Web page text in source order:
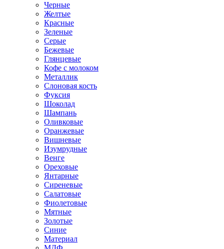
Черные
Желтые
Красные
Зеленые
Серые
Бежевые
Глянцевые
Кофе с молоком
Металлик
Слоновая кость
Фуксия
Шоколад
Шампань
Оливковые
Оранжевые
Вишневые
Изумрудные
Венге
Ореховые
Янтарные
Сиреневые
Салатовые
Фиолетовые
Мятные
Золотые
Синие
Материал